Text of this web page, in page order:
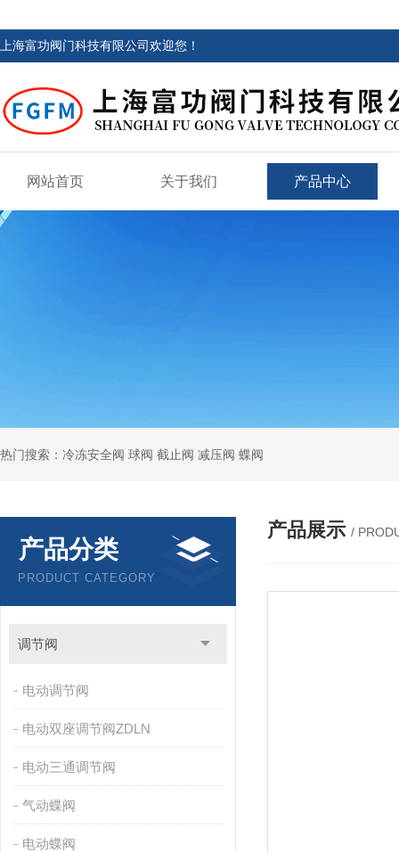
上海富功阀门科技有限公司欢迎您！
网站首页 关于我们 产品中心
热门搜索：冷冻安全阀 球阀 截止阀 减压阀 蝶阀
产品分类
PRODUCT CATEGORY
调节阀
电动调节阀
电动双座调节阀ZDLN
电动三通调节阀
气动蝶阀
电动蝶阀
产品展示 /